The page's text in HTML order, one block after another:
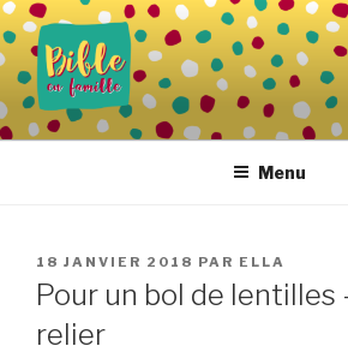
Aller
au
contenu
principal
BIBLE EN FAMILLE
Vivre la Parole de Dieu au quotidien
Menu
PUBLIÉ
LE
18 JANVIER 2018 PAR ELLA
Pour un bol de lentilles
relier